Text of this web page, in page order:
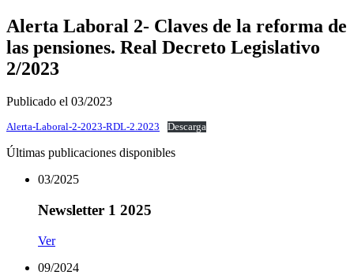
Alerta Laboral 2- Claves de la reforma de
las pensiones. Real Decreto Legislativo
2/2023
Publicado el 03/2023
Alerta-Laboral-2-2023-RDL-2.2023 Descarga
Últimas publicaciones disponibles
03/2025
Newsletter 1 2025
Ver
09/2024